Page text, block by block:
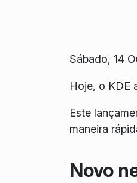
Sábado, 14
Hoje, o KDE
Este
maneira
Novo